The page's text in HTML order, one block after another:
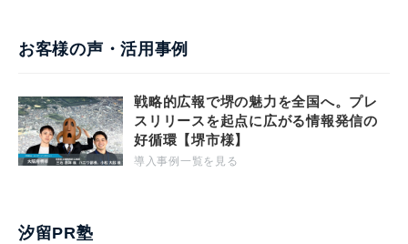
お客様の声・活用事例
戦略的広報で堺の魅力を全国へ。プレ
スリリースを起点に広がる情報発信の
好循環【堺市様】
導入事例一覧を見る
汐留PR塾